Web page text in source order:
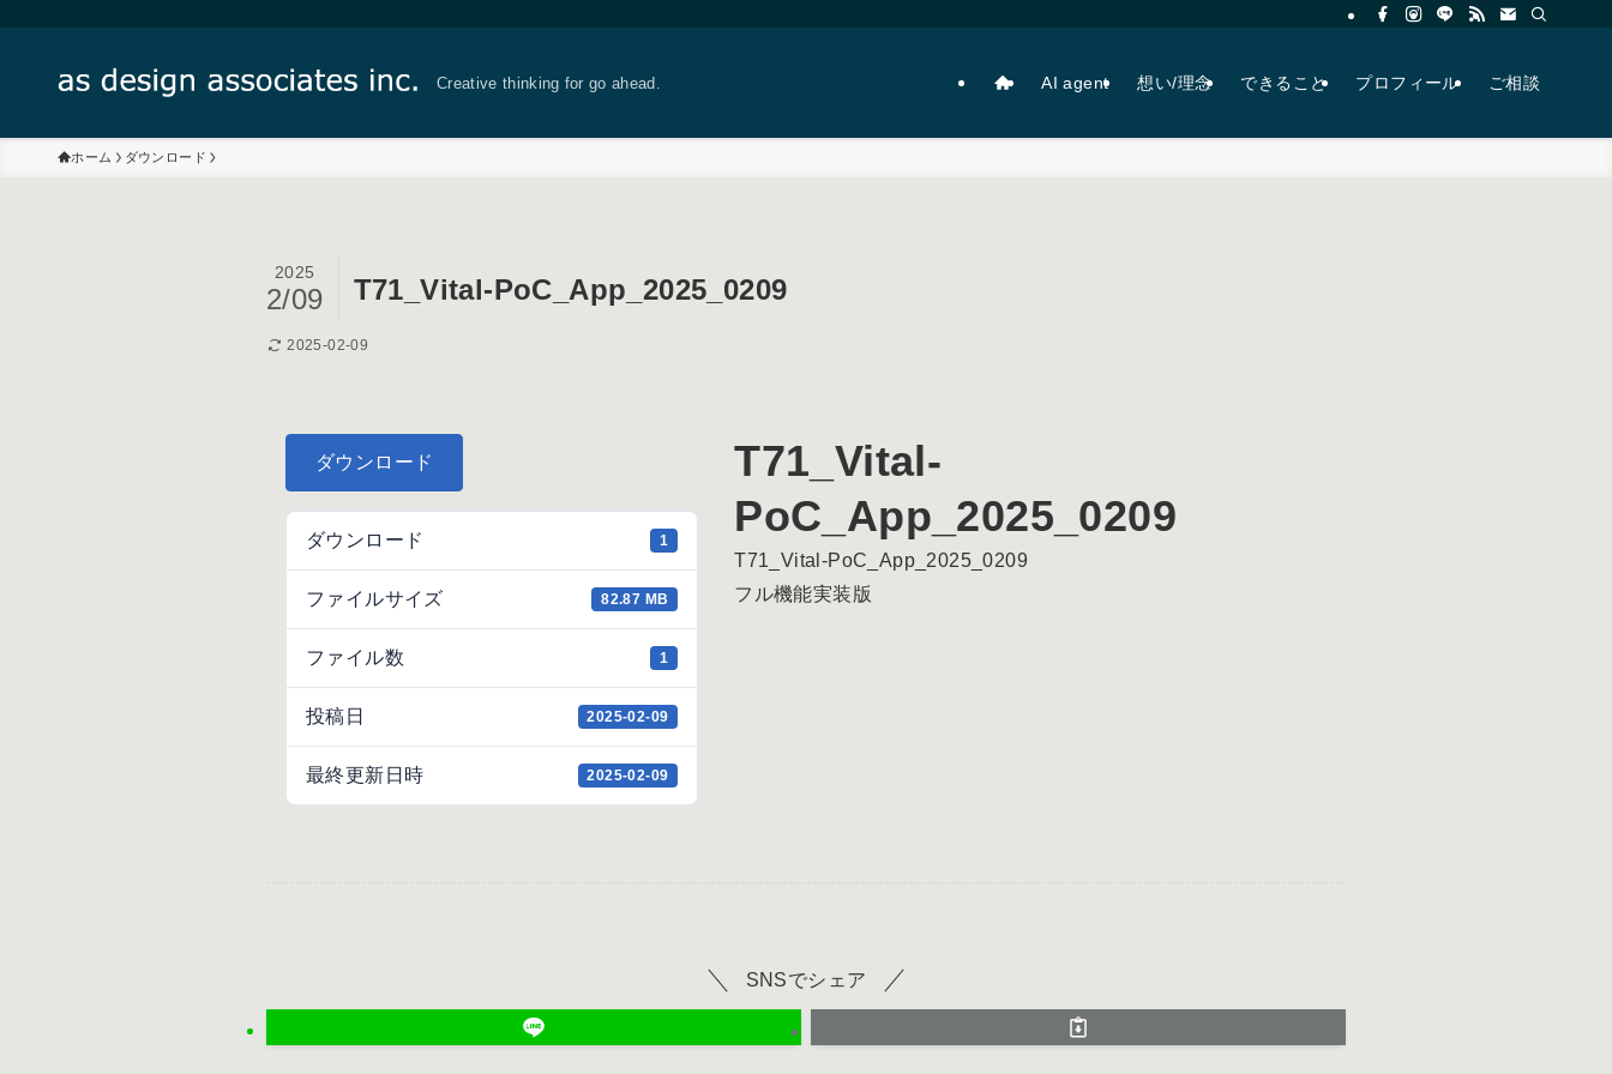
Creative thinking for go ahead. AI agent 想い/理念 できること プロフィール ご相談
ホーム ダウンロード
T71_Vital-PoC_App_2025_0209
2025
2/09
2025-02-09
ダウンロード
ダウンロード 1
ファイルサイズ 82.87 MB
ファイル数 1
投稿日 2025-02-09
最終更新日時 2025-02-09
T71_Vital-
PoC_App_2025_0209
T71_Vital-PoC_App_2025_0209
フル機能実装版
SNSでシェア